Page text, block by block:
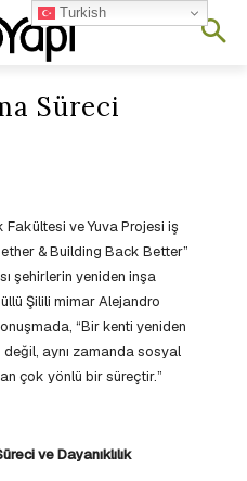
Süreci
ve Yuva Projesi iş
& Building Back Better”
şehirlerin yeniden inşa
Şilili mimar Alejandro
“Bir kenti yeniden
aynı zamanda sosyal
çok yönlü bir süreçtir.”
ve Dayanıklılık
Turkish